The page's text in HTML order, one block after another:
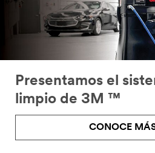
Presentamos el
limpio de 3M ™
CONOCE